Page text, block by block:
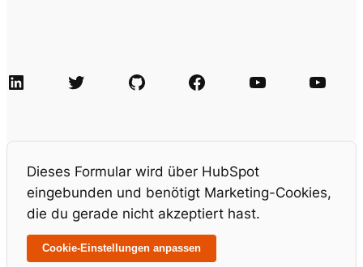
LinkedIn Twitter GitHub Facebook Agile Videos Tech-Videos
Dieses Formular wird über HubSpot
eingebunden und benötigt Marketing-Cookies,
die du gerade nicht akzeptiert hast.
Cookie-Einstellungen anpassen